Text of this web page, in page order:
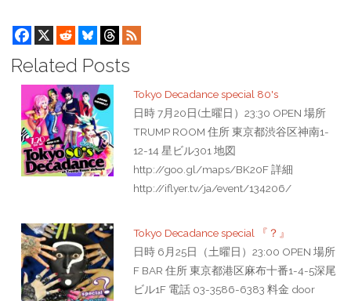
Related Posts
Tokyo Decadance special 80's
日時 7月20日(土曜日）23:30 OPEN 場所
TRUMP ROOM 住所 東京都渋谷区神南1-
12-14 星ビル301 地図
http://goo.gl/maps/BK20F 詳細
http://iflyer.tv/ja/event/134206/
Tokyo Decadance special 『？』
日時 6月25日（土曜日）23:00 OPEN 場所
F BAR 住所 東京都港区麻布十番1-4-5深尾
ビル1F 電話 03-3586-6383 料金 door